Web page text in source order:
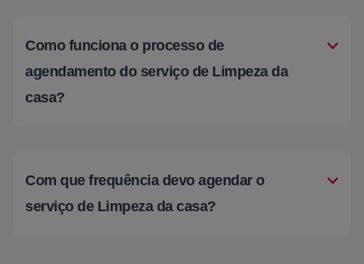
Como funciona o processo de
agendamento do serviço de Limpeza da
casa?
Com que frequência devo agendar o
serviço de Limpeza da casa?